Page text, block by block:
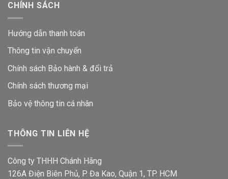
CHÍNH SÁCH
Hướng dẫn thanh toán
Thông tin vận chuyển
Chính sách Bảo hành & đổi trả
Chính sách thương mại
Bảo vệ thông tin cá nhân
THÔNG TIN LIÊN HỆ
Công ty THHH Chánh Hãng
126A Điện Biên Phủ, P. Đa Kao, Quận 1, TP. HCM